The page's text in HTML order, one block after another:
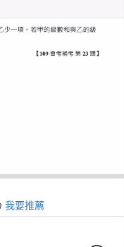
我要推薦